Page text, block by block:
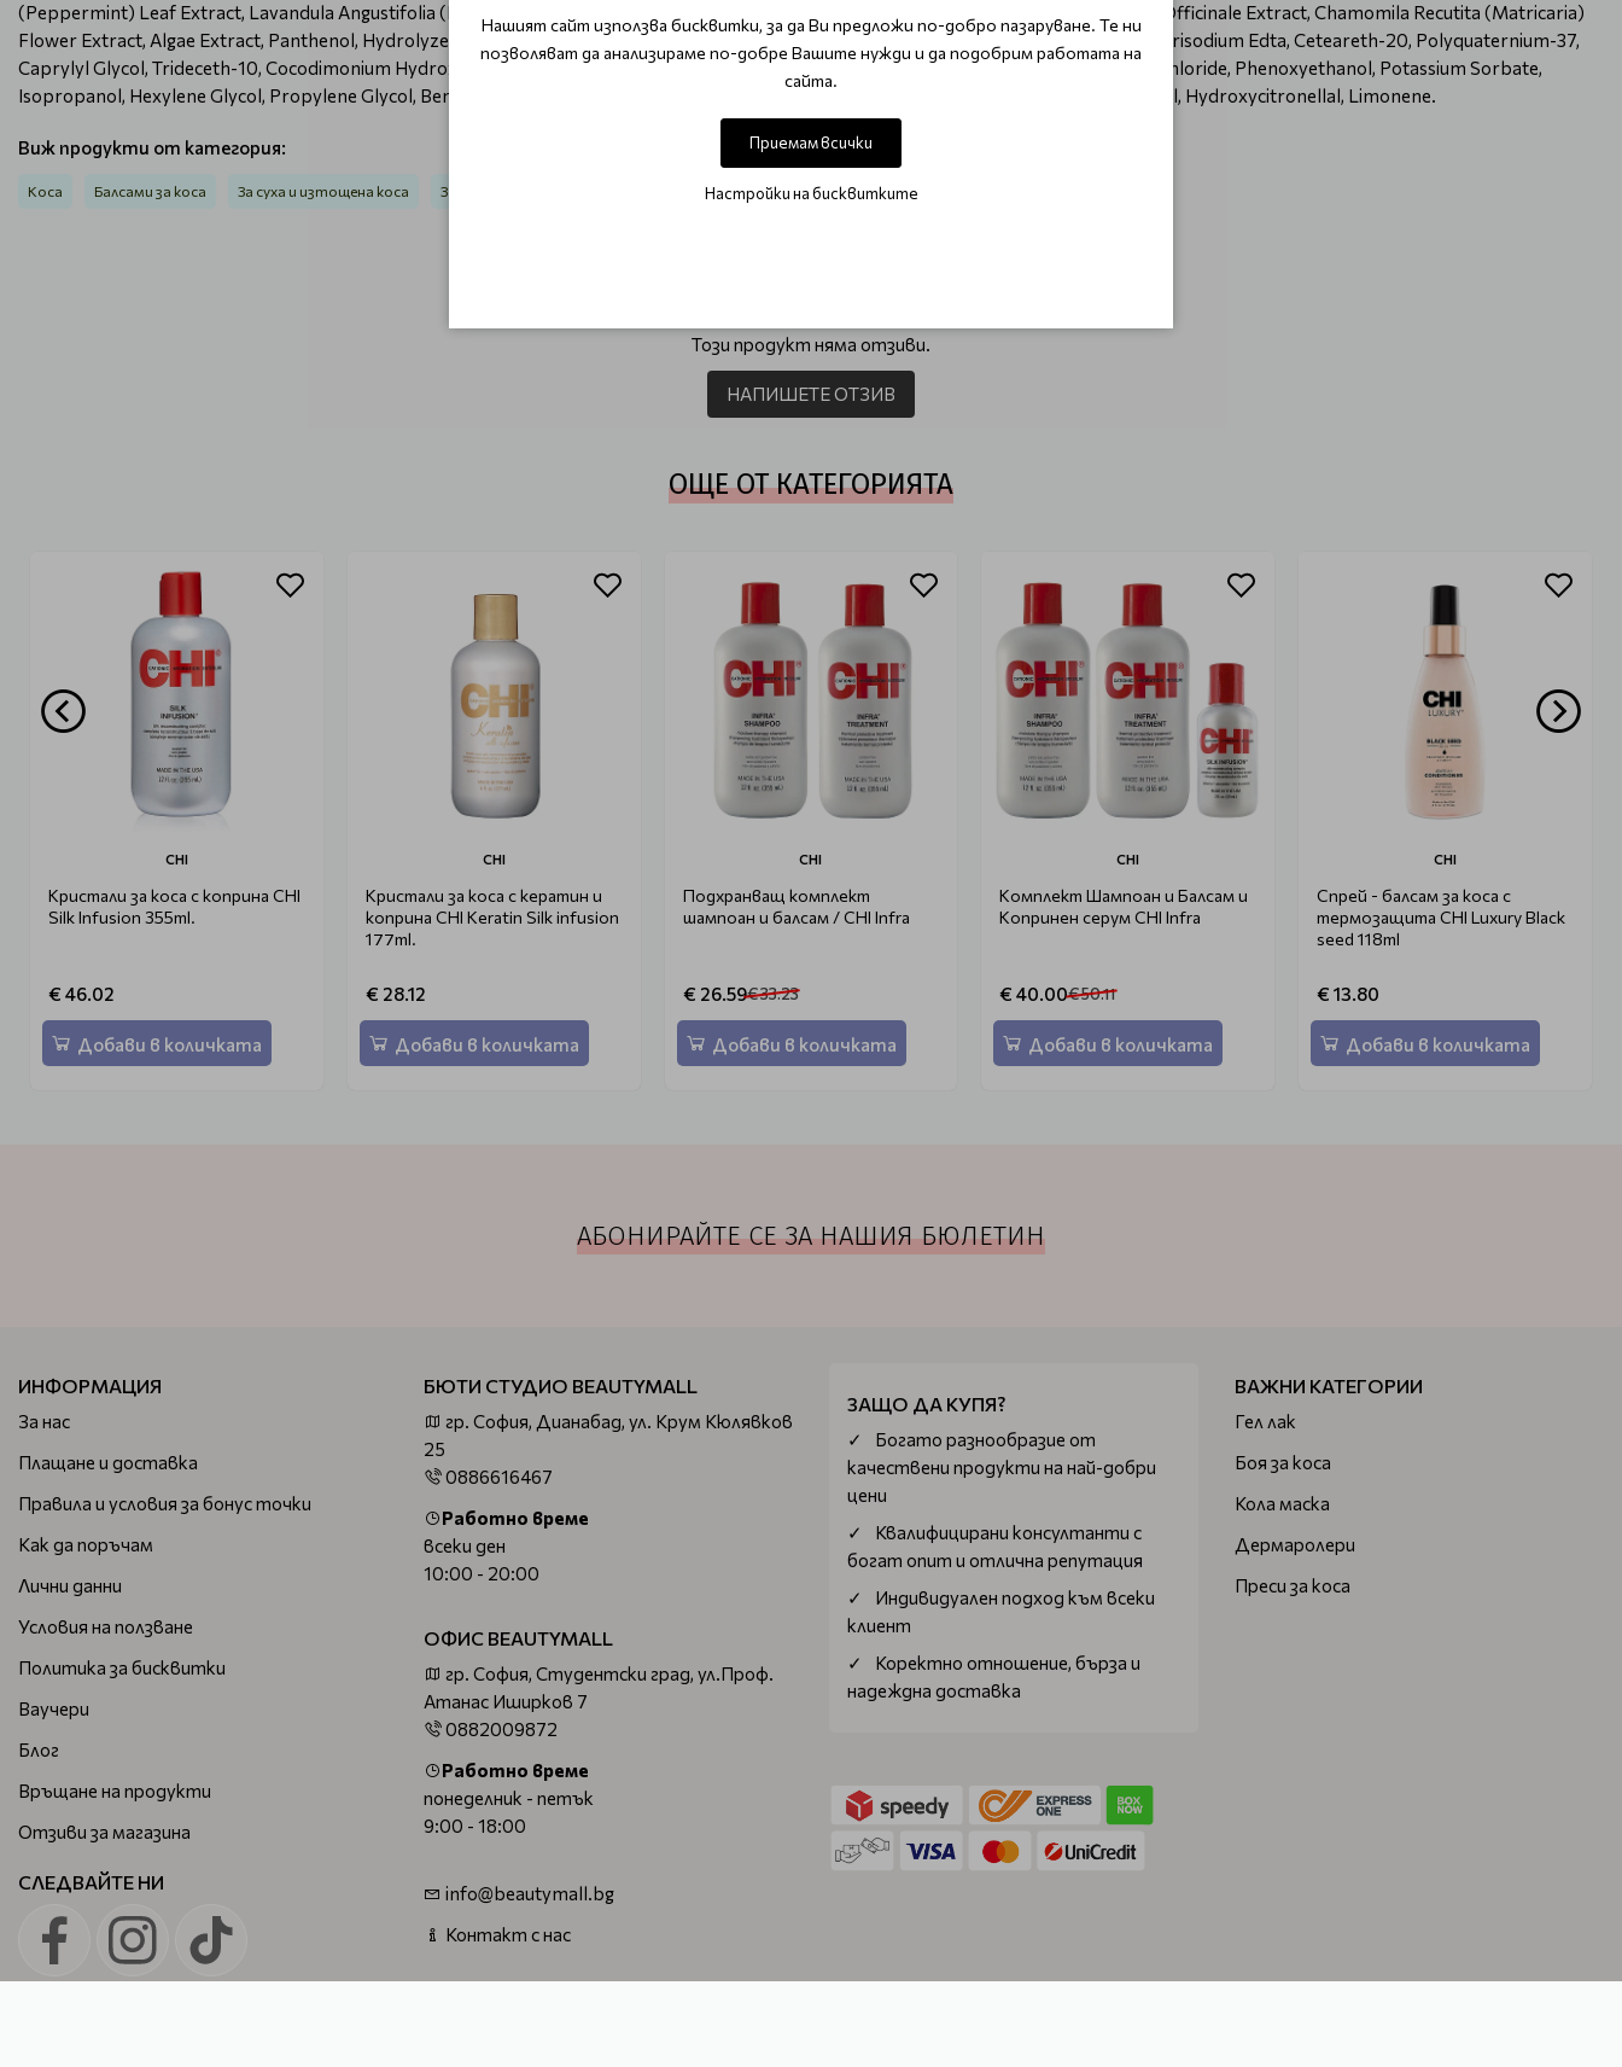
(Peppermint) Leaf Extract, Lavandula Angustifolia (Lavender) Oil, Thymus Vulgaris (Thyme) Extract, Urtica Dioica (Nettle) Extract, Melissa Officinale Extract, Chamomila Recutita (Matricaria)
Flower Extract, Algae Extract, Panthenol, Hydrolyzed Silk, Amodimethicone, Propylene Glycol, Dicaprylate/Dicaprate, PPG-1, Trideceth-6, Trisodium Edta, Ceteareth-20, Polyquaternium-37,
Caprylyl Glycol, Trideceth-10, Cocodimonium Hydroxypropyl Hydrolyzed Keratin, Guar Hydroxypropyltrimonium Chloride, Cetrimonium Chloride, Phenoxyethanol, Potassium Sorbate,
Isopropanol, Hexylene Glycol, Propylene Glycol, Benzophenone-3, Glycolic Acid, Fragrance (Parfum), Linalool, Butylphenyl Methylpropional, Hydroxycitronellal, Limonene.
Виж продукти от категория:
Коса Балсами за коса За суха и изтощена коса За дълбоко подхранване /Deep Brilliance
Този продукт няма отзиви.
НАПИШЕТЕ ОТЗИВ
ОЩЕ ОТ КАТЕГОРИЯТА
CHI
Кристали за коса с коприна CHI
Silk Infusion 355ml.
€ 46.02
Добави в количката
CHI
Кристали за коса с кератин и
коприна CHI Keratin Silk infusion
177ml.
€ 28.12
Добави в количката
CHI
Подхранващ комплект
шампоан и балсам / CHI Infra
€ 26.59€ 33.23
Добави в количката
CHI
Комплект Шампоан и Балсам и
Копринен серум CHI Infra
€ 40.00€ 50.11
Добави в количката
CHI
Спрей - балсам за коса с
термозащита CHI Luxury Black
seed 118ml
€ 13.80
Добави в количката
АБОНИРАЙТЕ СЕ ЗА НАШИЯ БЮЛЕТИН
ИНФОРМАЦИЯ
За нас
Плащане и доставка
Правила и условия за бонус точки
Как да поръчам
Лични данни
Условия на ползване
Политика за бисквитки
Ваучери
Блог
Връщане на продукти
Отзиви за магазина
СЛЕДВАЙТЕ НИ
БЮТИ СТУДИО BEAUTYMALL
гр. София, Дианабад, ул. Крум Кюлявков
25
0886616467
Работно време
всеки ден
10:00 - 20:00
ОФИС BEAUTYMALL
гр. София, Студентски град, ул.Проф.
Атанас Иширков 7
0882009872
Работно време
понеделник - петък
9:00 - 18:00
info@beautymall.bg
Контакт с нас
ЗАЩО ДА КУПЯ?
Богатo разнообразие от
качествени продукти на най-добри
цени
Квалифицирани консултанти с
богат опит и отлична репутация
Индивидуален подход към всеки
клиент
Коректно отношение, бърза и
надеждна доставка
ВАЖНИ КАТЕГОРИИ
Гел лак
Боя за коса
Кола маска
Дермаролери
Преси за коса
Нашият сайт използва бисквитки, за да Ви предложи по-добро пазаруване. Те ни
позволяват да анализираме по-добре Вашите нужди и да подобрим работата на
сайта.
Приемам всички
Настройки на бисквитките